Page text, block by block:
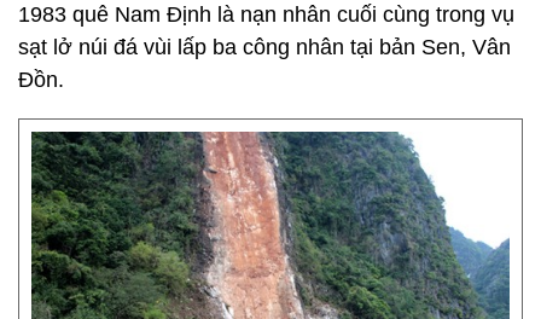
1983 quê Nam Định là nạn nhân cuối cùng trong vụ
sạt lở núi đá vùi lấp ba công nhân tại bản Sen, Vân
Đồn.